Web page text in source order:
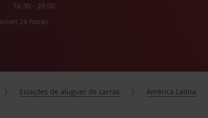
16:30 - 20:00
24 horas
Estações de aluguer de carros América Latina